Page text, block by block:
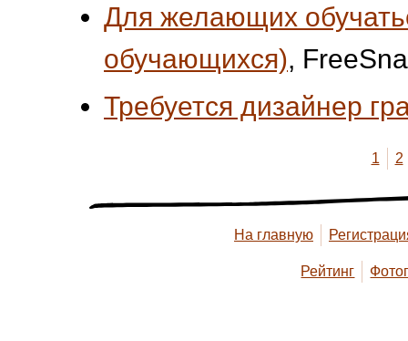
Для желающих
обучающихся),
Требуется дизайнер
1 2
На главную
Рейтинг